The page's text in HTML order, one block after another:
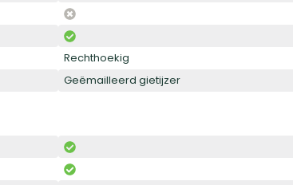
Rechthoekig
Geëmailleerd gietijzer